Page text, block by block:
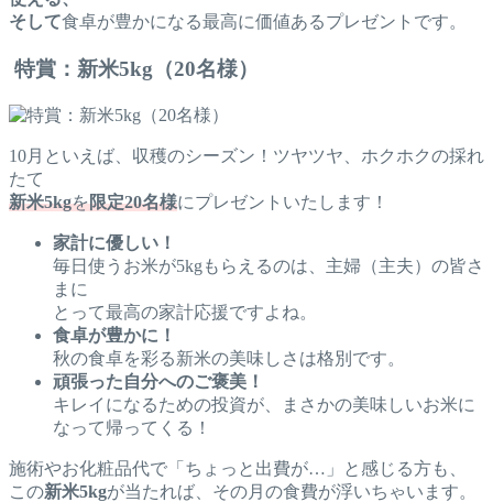
そして食卓が豊かになる最高に価値あるプレゼントです。
特賞：新米5kg（20名様）
10月といえば、収穫のシーズン！ツヤツヤ、ホクホクの採れ
たて
新米5kgを限定20名様にプレゼントいたします！
家計に優しい！
毎日使うお米が5kgもらえるのは、主婦（主夫）の皆さ
まに
とって最高の家計応援ですよね。
食卓が豊かに！
秋の食卓を彩る新米の美味しさは格別です。
頑張った自分へのご褒美！
キレイになるための投資が、まさかの美味しいお米に
なって帰ってくる！
施術やお化粧品代で「ちょっと出費が…」と感じる方も、
この新米5kgが当たれば、その月の食費が浮いちゃいます。